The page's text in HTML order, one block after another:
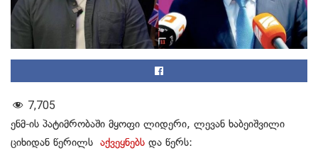
7,705
ენმ-ის პატიმრობაში მყოფი ლიდერი, ლევან ხაბეიშვილი
ციხიდან წერილს აქვეყნებს და წერს: